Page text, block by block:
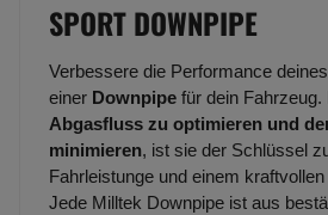
SPORT DOWNPIPE
Verbessere die Performance
einer Downpipe für dein Fahrzeug.
Abgasfluss zu optimieren und
minimieren, ist sie der Schlüssel
Fahrleistunge und einem
Jede Milltek Downpipe ist aus